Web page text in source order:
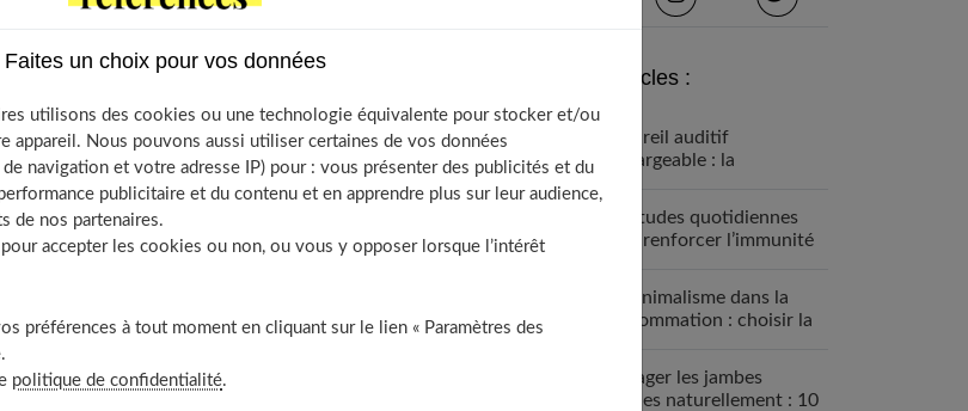
des douleurs vaginales ?
:
chronique
Derniers articles :
Appareil auditif
rechargeable : la
Habitudes quotidiennes
pour renforcer l’immunité
Le minimalisme dans la
consommation : choisir la
Soulager les jambes
lourdes naturellement : 10
Faites un choix pour vos données
utilisons des cookies ou une technologie équivalente pour stocker et/ou
appareil. Nous pouvons aussi utiliser certaines de vos données
navigation et votre adresse IP) pour : vous présenter des publicités et du
publicitaire et du contenu et en apprendre plus sur leur audience,
de nos partenaires.
accepter les cookies ou non, ou vous y opposer lorsque l’intérêt
préférences à tout moment en cliquant sur le lien « Paramètres des
politique de confidentialité.